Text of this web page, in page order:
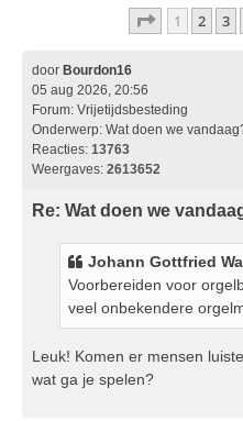
Pagina
1 2 3
door Bourdon16
05 aug 2026, 20:56
Forum: Vrijetijdsbesteding
Onderwerp: Wat doen we
Reacties: 13763
Weergaves: 2613652
Re: Wat doen we
Johann Gottfried
Voorbereiden voor
veel onbekendere
Leuk! Komen er mensen
wat ga je spelen?